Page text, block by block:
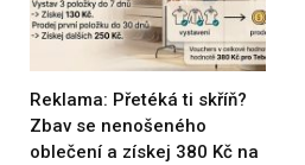
Reklama: Přetéká ti skříň?
Zbav se nenošeného
oblečení a získej 380 Kč na